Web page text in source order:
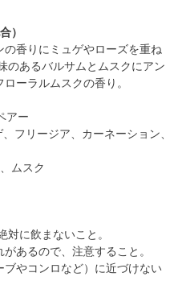
）
香りにミュゲやローズを重ね
のあるバルサムとムスクにアン
ーラルムスクの香り。
アー
フリージア、カーネーション、
ムスク
対に飲まないこと。
あるので、注意すること。
ブやコンロなど）に近づけない